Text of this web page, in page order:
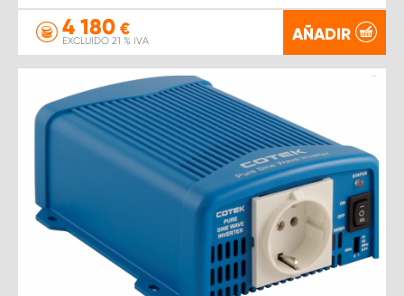
4 180 €
EXCLUIDO 21 % IVA AÑADIR